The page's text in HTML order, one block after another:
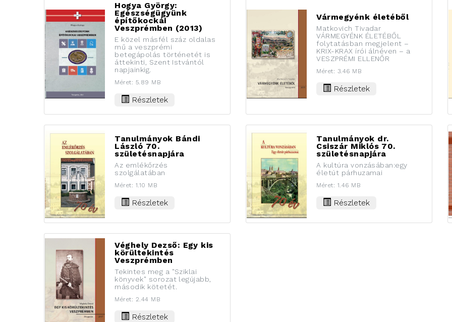
Hogya György:
Egészségügyünk
építőkockái
Veszprémben (2013)
E közel másfél száz oldalas
mű a veszprémi
betegápolás történetét is
áttekinti, Szent Istvántól
napjainkig.
Méret: 5.89 MB
Részletek
Vármegyénk életéből
Matkovich Tivadar
VÁRMEGYÉNK ÉLETÉBŐL
folytatásban megjelent –
KRIX-KRAX írói álnéven – a
VESZPRÉMI ELLENŐR
Méret: 3.46 MB
Részletek
Tanulmányok Bándi
László 70.
születésnapjára
Az emlékőrzés
szolgálatában
Méret: 1.10 MB
Részletek
Tanulmányok dr.
Csiszár Miklós 70.
születésnapjára
A kultúra vonzásában:egy
életút párhuzamai
Méret: 1.46 MB
Részletek
Véghely Dezső: Egy kis
körültekintés
Veszprémben
Tekintes meg a "Sziklai
könyvek" sorozat legújabb,
második kötetét.
Méret: 2.44 MB
Részletek